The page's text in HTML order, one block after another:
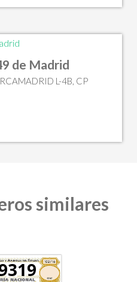
de Madrid
L-4B, CP
similares